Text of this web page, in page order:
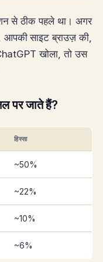
से ठीक पहले था। अगर
आपकी साइट ब्राउज़ की,
खोला, तो उस
पर जाते हैं?
हिस्सा
~50%
~22%
~10%
~6%